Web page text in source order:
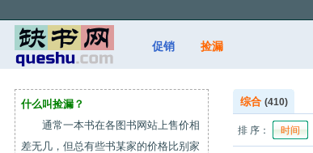
促销 捡漏
什么叫捡漏？
通常一本书在各图书网站上售价相
差无几，但总有些书某家的价格比别家
综合 (410)
排 序： 时间